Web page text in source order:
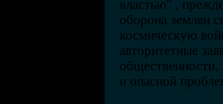
властью" ,
оборона землян
космическую
авторитетные
и опасной